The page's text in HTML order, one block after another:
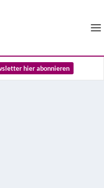
hier abonnieren